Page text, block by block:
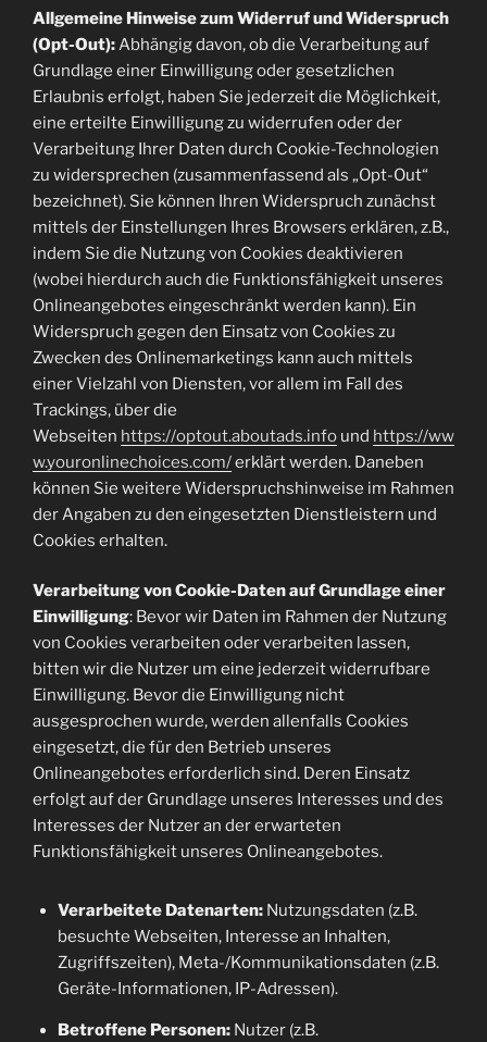
Allgemeine Hinweise zum Widerruf und Widerspruch
(Opt-Out): Abhängig davon, ob die Verarbeitung auf
Grundlage einer Einwilligung oder gesetzlichen
Erlaubnis erfolgt, haben Sie jederzeit die Möglichkeit,
eine erteilte Einwilligung zu widerrufen oder der
Verarbeitung Ihrer Daten durch Cookie-Technologien
zu widersprechen (zusammenfassend als „Opt-Out“
bezeichnet). Sie können Ihren Widerspruch zunächst
mittels der Einstellungen Ihres Browsers erklären, z.B.,
indem Sie die Nutzung von Cookies deaktivieren
(wobei hierdurch auch die Funktionsfähigkeit unseres
Onlineangebotes eingeschränkt werden kann). Ein
Widerspruch gegen den Einsatz von Cookies zu
Zwecken des Onlinemarketings kann auch mittels
einer Vielzahl von Diensten, vor allem im Fall des
Trackings, über die
Webseiten https://optout.aboutads.info und https://ww
w.youronlinechoices.com/erklärt werden. Daneben
können Sie weitere Widerspruchshinweise im Rahmen
der Angaben zu den eingesetzten Dienstleistern und
Cookies erhalten.
Verarbeitung von Cookie-Daten auf Grundlage einer
Einwilligung: Bevor wir Daten im Rahmen der Nutzung
von Cookies verarbeiten oder verarbeiten lassen,
bitten wir die Nutzer um eine jederzeit widerrufbare
Einwilligung. Bevor die Einwilligung nicht
ausgesprochen wurde, werden allenfalls Cookies
eingesetzt, die für den Betrieb unseres
Onlineangebotes erforderlich sind. Deren Einsatz
erfolgt auf der Grundlage unseres Interesses und des
Interesses der Nutzer an der erwarteten
Funktionsfähigkeit unseres Onlineangebotes.
Verarbeitete Datenarten:Nutzungsdaten (z.B.
besuchte Webseiten, Interesse an Inhalten,
Zugriffszeiten), Meta-/Kommunikationsdaten (z.B.
Geräte-Informationen, IP-Adressen).
Betroffene Personen:Nutzer (z.B.